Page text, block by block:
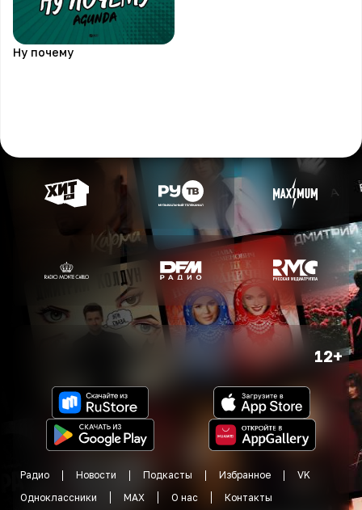
Ну почему
12+
Радио Новости Подкасты Избранное
VK
Одноклассники
MAX О нас Контакты